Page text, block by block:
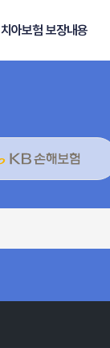
치아보험 보장내용